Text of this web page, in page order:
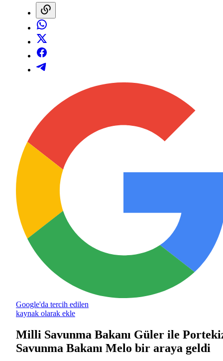
Google'da tercih edilen
kaynak olarak ekle
Milli Savunma Bakanı Güler ile
Savunma Bakanı Melo bir araya geldi